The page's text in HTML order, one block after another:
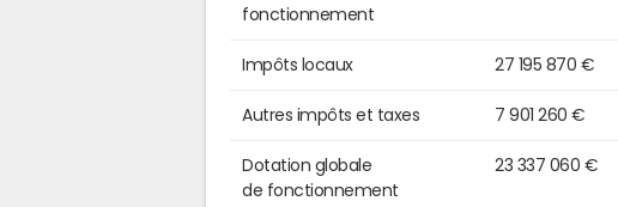
fonctionnement
Impôts locaux 27 195 870 €
Autres impôts et taxes 7 901 260 €
Dotation globale
de fonctionnement
23 337 060 €